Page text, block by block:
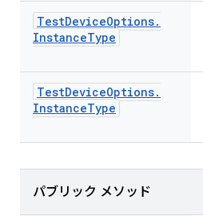
TestDeviceOptions.
InstanceType
TestDeviceOptions.
InstanceType
パブリック メソッド